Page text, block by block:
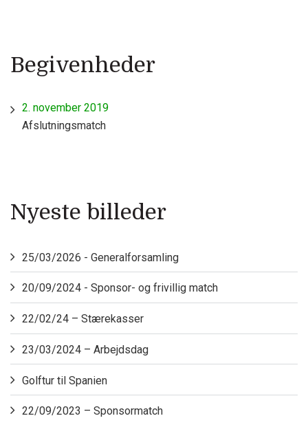
Begivenheder
2. november 2019
Afslutningsmatch
Nyeste billeder
25/03/2026 - Generalforsamling
20/09/2024 - Sponsor- og frivillig match
22/02/24 – Stærekasser
23/03/2024 – Arbejdsdag
Golftur til Spanien
22/09/2023 – Sponsormatch